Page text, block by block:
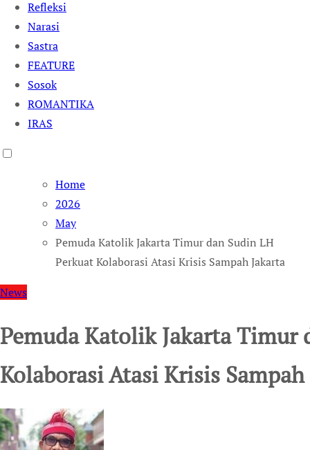
Refleksi
Narasi
Sastra
FEATURE
Sosok
ROMANTIKA
IRAS
Home
2026
May
Pemuda Katolik Jakarta Timur dan Sudin LH
Perkuat Kolaborasi Atasi Krisis Sampah Jakarta
News
Pemuda Katolik Jakarta Timur
Kolaborasi Atasi Krisis Sampah